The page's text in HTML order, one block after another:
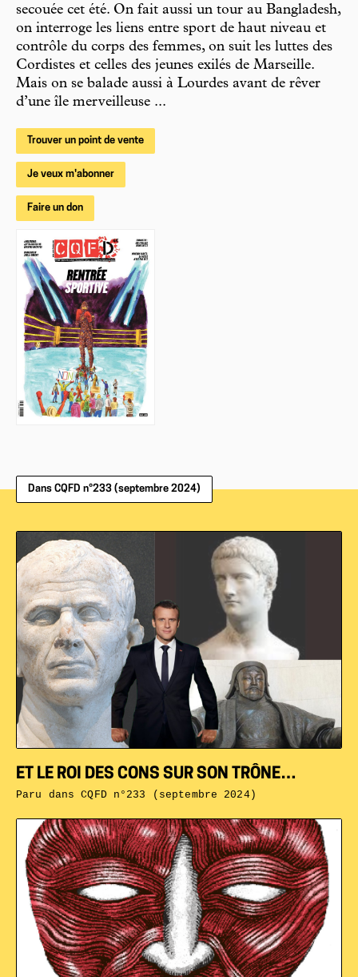
secouée cet été. On fait aussi un tour au Bangladesh,
on interroge les liens entre sport de haut niveau et
contrôle du corps des femmes, on suit les luttes des
Cordistes et celles des jeunes exilés de Marseille.
Mais on se balade aussi à Lourdes avant de rêver
d’une île merveilleuse ...
Trouver un point de vente
Je veux m'abonner
Faire un don
Dans CQFD n°233 (septembre 2024)
ET LE ROI DES CONS SUR SON TRÔNE…
Paru dansCQFD n°233 (septembre 2024)